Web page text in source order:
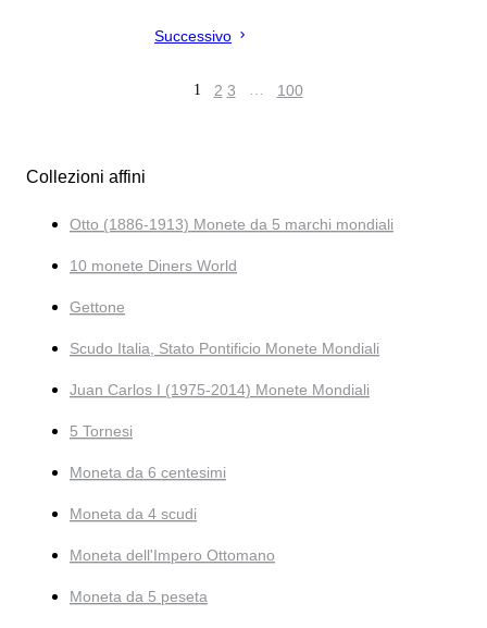
Successivo
1 2 3 … 100
Collezioni affini
Otto (1886-1913) Monete da 5 marchi mondiali
10 monete Diners World
Gettone
Scudo Italia, Stato Pontificio Monete Mondiali
Juan Carlos I (1975-2014) Monete Mondiali
5 Tornesi
Moneta da 6 centesimi
Moneta da 4 scudi
Moneta dell'Impero Ottomano
Moneta da 5 peseta